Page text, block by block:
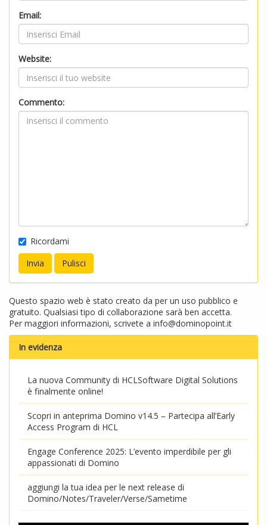
Email:
Website:
Commento:
Ricordami
Questo spazio web è stato creato da per un uso pubblico e
gratuito. Qualsiasi tipo di collaborazione sarà ben accetta.
Per maggiori informazioni, scrivete a info@dominopoint.it
In evidenza
La nuova Community di HCLSoftware Digital Solutions
è finalmente online!
Scopri in anteprima Domino v14.5 – Partecipa all’Early
Access Program di HCL
Engage Conference 2025: L’evento imperdibile per gli
appassionati di Domino
aggiungi la tua idea per le next release di
Domino/Notes/Traveler/Verse/Sametime